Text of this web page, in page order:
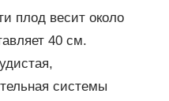
плод весит около
40 см.
системы